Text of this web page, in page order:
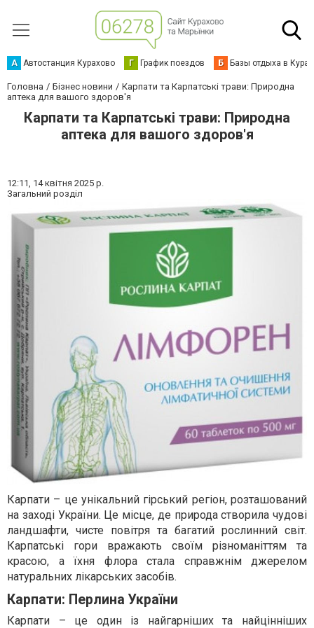
А Автостанция Курахово Г График поездов Б Базы отдыха в
Головна Бізнес новини
Карпати та Карпатські трави: Природна
аптека для вашого здоров'я
Карпати та Карпатські трави: Природна
аптека для вашого здоров'я
12:11, 14 квітня 2025 р.
Загальний розділ
Карпати – це унікальний гірський регіон, розташований
на заході України. Це місце, де природа створила чудові
ландшафти, чисте повітря та багатий рослинний світ.
Карпатські гори вражають своїм різноманіттям та
красою, а їхня флора стала справжнім джерелом
натуральних лікарських засобів.
Карпати: Перлина України
Карпати – це один із найгарніших та найцінніших